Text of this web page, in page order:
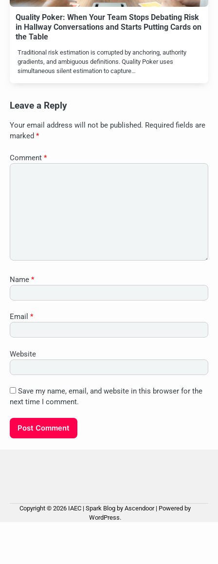
Quality Poker: When Your Team Stops Debating Risk
in Hallway Conversations and Starts Putting Cards on
the Table
Traditional risk estimation is corrupted by anchoring, authority
gradients, and ambiguous definitions. Quality Poker uses
simultaneous silent estimation to capture…
Leave a Reply
Your email address will not be published. Required fields are
marked *
Comment *
Name *
Email *
Website
Save my name, email, and website in this browser for the
next time I comment.
Copyright © 2026 IAEC | Spark Blog by Ascendoor| Powered by
WordPress.